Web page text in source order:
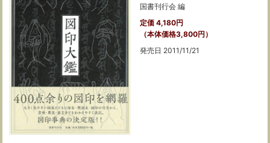
国書刊行会 編
定価 4,180円
（本体価格3,800円）
発売日 2011/11/21